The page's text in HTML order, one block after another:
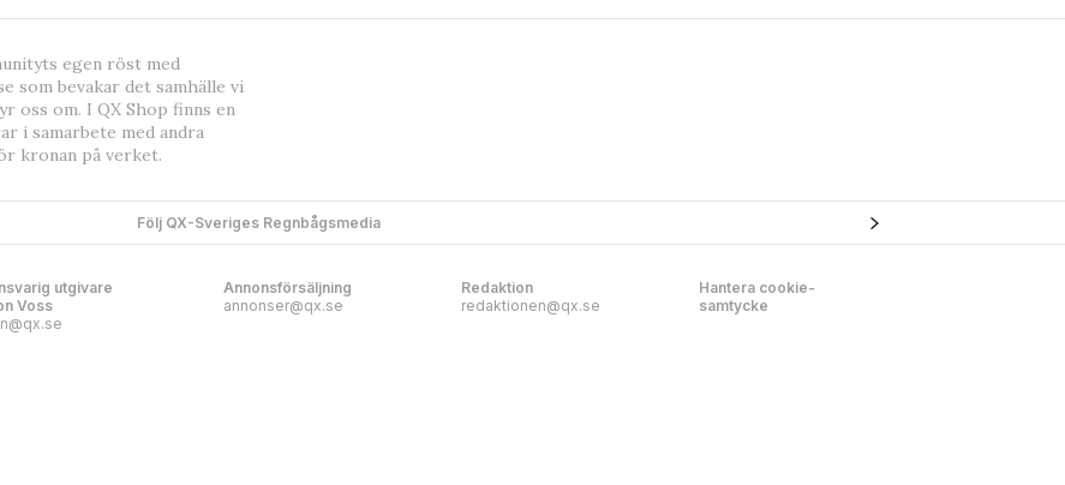
egen röst med
som bevakar det samhälle vi
oss om. I QX Shop finns en
i samarbete med andra
kronan på verket.
Följ QX-Sveriges Regnbågsmedia
utgivare
Voss
Annonsförsäljning
annonser@qx.se
Redaktion
redaktionen@qx.se
Hantera cookie-
samtycke